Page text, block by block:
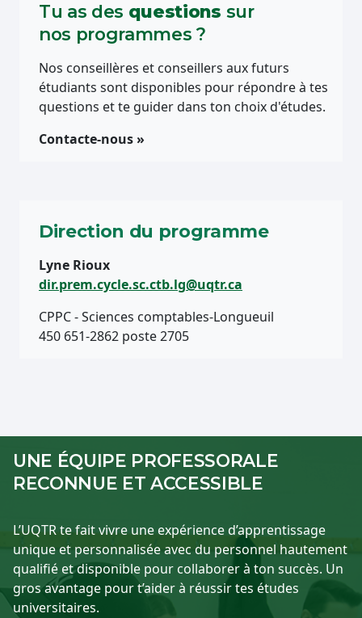
Tu as des questions sur
nos programmes ?
Nos conseillères et conseillers aux futurs
étudiants sont disponibles pour répondre à tes
questions et te guider dans ton choix d'études.
Contacte-nous »
Direction du programme
Lyne Rioux
dir.prem.cycle.sc.ctb.lg@uqtr.ca
CPPC - Sciences comptables-Longueuil
450 651-2862 poste 2705
UNE ÉQUIPE PROFESSORALE
RECONNUE ET ACCESSIBLE
L’UQTR te fait vivre une expérience d’apprentissage
unique et personnalisée avec du personnel hautement
qualifié et disponible pour collaborer à ton succès. Un
gros avantage pour t’aider à réussir tes études
universitaires.